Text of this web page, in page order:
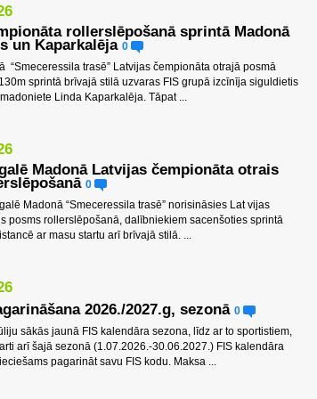
rollerslēpošanā sprintā Madonā
un Kaparkalēja 0
“Smeceressila trasē” Latvijas čempionāta otrajā posmā
sprintā brīvajā stilā uzvaras FIS grupā izcīnīja siguldietis
Linda Kaparkalēja. Tāpat ...
Madonā Latvijas čempionāta otrais
0
Madonā “Smeceressila trasē” norisināsies Lat vijas
posms rollerslēpošanā, dalībniekiem sacenšoties sprintā
ar masu startu arī brīvajā stilā. ...
2026./2027.g, sezonā 0
sākās jaunā FIS kalendāra sezona, līdz ar to sportistiem,
arī šajā sezonā (1.07.2026.-30.06.2027.) FIS kalendāra
pagarināt savu FIS kodu. Maksa ...